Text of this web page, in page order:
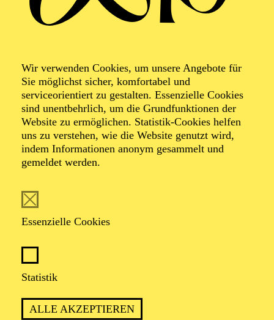
Wir verwenden Cookies, um unsere Angebote für
Sie möglichst sicher, komfortabel und
serviceorientiert zu gestalten. Essenzielle Cookies
sind unentbehrlich, um die Grundfunktionen der
Website zu ermöglichen. Statistik-Cookies helfen
uns zu verstehen, wie die Website genutzt wird,
indem Informationen anonym gesammelt und
gemeldet werden.
Essenzielle Cookies
Statistik
ALLE AKZEPTIEREN
Foto: privat
Lothar Kittstein
Lothar Kittstein
und Bonn. Nach der Promotion in Neuerer Geschichte
war er drei Jahre als Headhunter in einer kleinen